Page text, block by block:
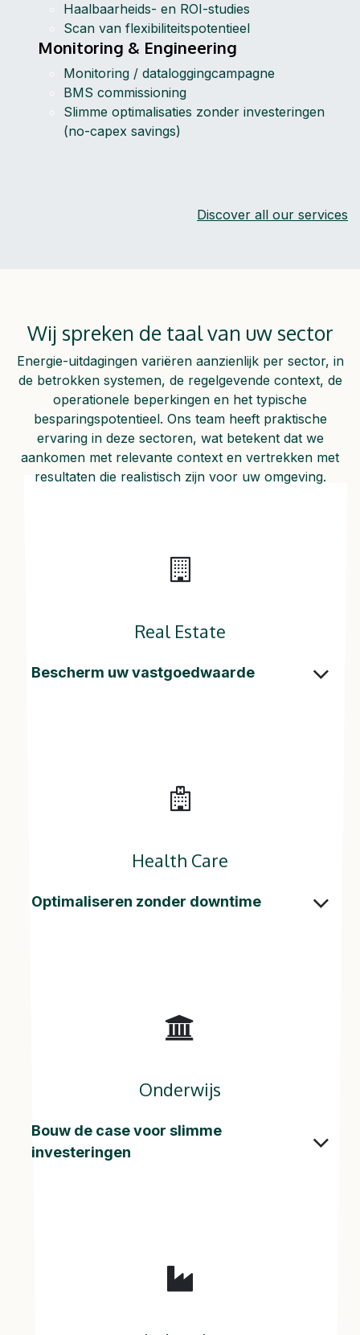
Haalbaarheids- en ROI-studies
Scan van flexibiliteitspotentieel
Monitoring & Engineering
Monitoring / dataloggingcampagne
BMS commissioning
Slimme optimalisaties zonder investeringen
(no-capex savings)
Discover all our services
Wij spreken de taal van uw sector
Energie-uitdagingen variëren aanzienlijk per sector, in
de betrokken systemen, de regelgevende context, de
operationele beperkingen en het typische
besparingspotentieel. Ons team heeft praktische
ervaring in deze sectoren, wat betekent dat we
aankomen met relevante context en vertrekken met
resultaten die realistisch zijn voor uw omgeving.
Real Estate
Bescherm uw vastgoedwaarde
Health Care
Optimaliseren zonder downtime
Onderwijs
Bouw de case voor slimme
investeringen